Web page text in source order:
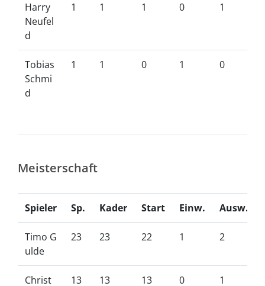
Harry
Neufel
d
1 1 1 0 1
Tobias
Schmi
d
1 1 0 1 0
Meisterschaft
Spieler Sp. Kader Start Einw. Ausw.
Timo G
ulde
23 23 22 1 2
Christ
13 13 13 0 1